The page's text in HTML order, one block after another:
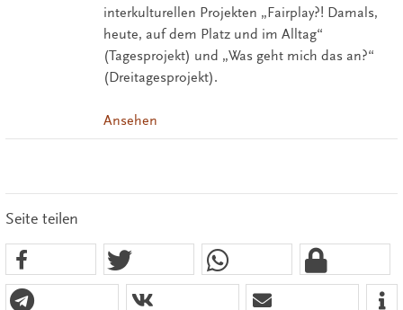
interkulturellen Projekten „Fairplay?! Damals,
heute, auf dem Platz und im Alltag“
(Tagesprojekt) und „Was geht mich das an?“
(Dreitagesprojekt).
Ansehen
Seite teilen